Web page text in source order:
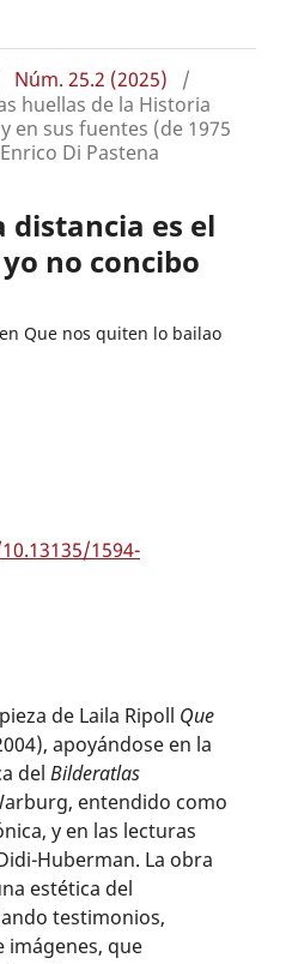
Núm. 25.2 (2025)
/
huellas de la Historia
en sus fuentes (de 1975
Di Pastena
distancia es el
no concibo
Que nos quiten lo bailao
1594-
de Laila Ripoll Que
apoyándose en la
del Bilderatlas
entendido como
y en las lecturas
Huberman. La obra
estética del
testimonios,
imágenes, que